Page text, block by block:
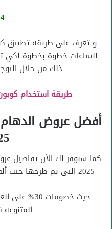
و تعرف على طريقة تطبيق
للساعات خطوة بخطوة لكي
ذلك من خلال
طريقة استخدام
أفضل عروض الدهام
كما سنوفر لك الأن تفاصيل
2025 التي تم طرحها حيث ألقي نظرة عليها و هي ما يلي:
حيث خصومات